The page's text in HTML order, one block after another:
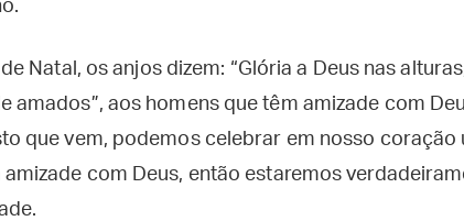
Natal, os anjos dizem: “Glória a Deus nas
amados”, aos homens que têm amizade com
que vem, podemos celebrar em nosso coração
com Deus, então estaremos